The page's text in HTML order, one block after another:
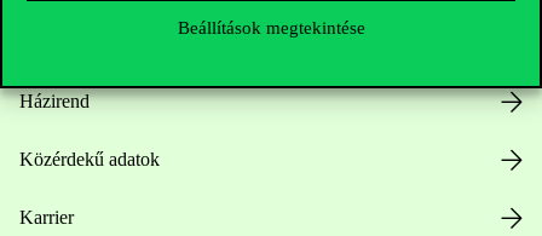
Beállítások megtekintése
Házirend
Közérdekű adatok
Karrier